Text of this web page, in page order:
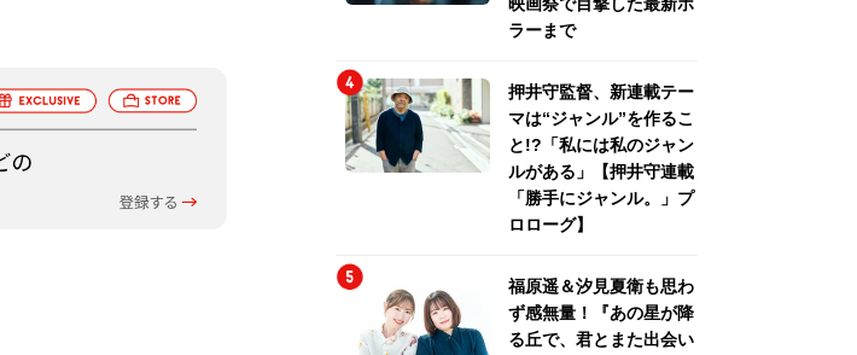
ラーまで
押井守監督、新連載テー
マは“ジャンル”を作るこ
と!?「私には私のジャン
ルがある」【押井守連載
「勝手にジャンル。」プ
ロローグ】
福原遥＆汐見夏衛も思わ
ず感無量！『あの星が降
る丘で、君とまた出会い